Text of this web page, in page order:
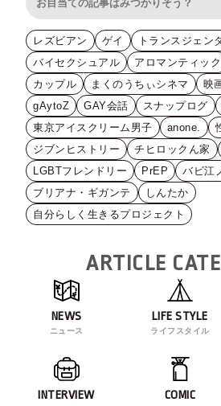
レズビアン ゲイ
トランスジェン
バイセクシュアル
アロマンティック
カップル
まくのうちぃシネマ 映
gAytoZ
GAY会話 スナップログ
東京アイスクリーム男子
anone.
ジブンヒストリー
チヒロックん家
LGBTフレンドリー
PrEP
バビ江
ブリアナ・ギガンテ
しんたか
自分らしく生きるプロジェクト
ARTICLE
NEWS
ニュース
LIFE STYLE
ライフスタイル
INTERVIEW COMIC